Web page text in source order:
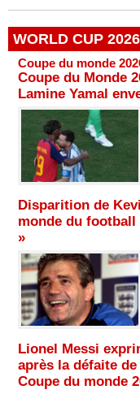
WORLD CUP 2026
Coupe du monde
Coupe du Monde
Lamine Yamal
Disparition de
monde du
»
Lionel Messi
après la défaite
Coupe du monde